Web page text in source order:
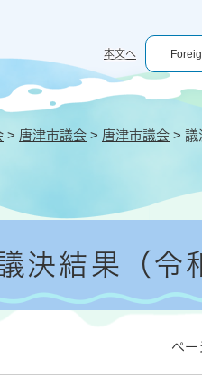
本文へ
> 唐津市議会 > 唐津市議会 > 議
決結果（令
ペー